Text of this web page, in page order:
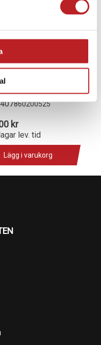
för
860200525
kr
lev. tid
Lägg i varukorg